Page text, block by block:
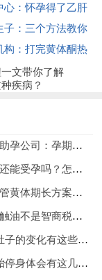
然容易流产
红蛋白的意义
心：怀孕得了乙肝
不要妄想孕期会自
子：三个方法教你
否堵塞了，不知道
构：打完黄体酮热
分享，6个小时后
同！
文带你了解
疾病？
么东西不可以吃？了解清楚提前防备
？怎么可以解决这种疾病？
案？作用及流程一文带你了解
税，适量使用对宝宝发育有好处
化有这些，看看这些信号吧！
反应就要及时安胎了，孕期注意这些有助于安胎